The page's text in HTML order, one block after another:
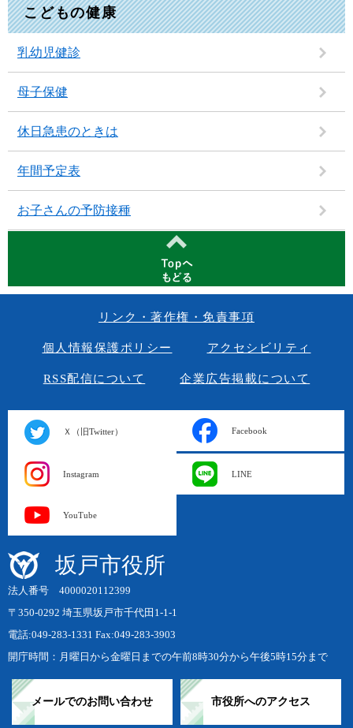
こどもの健康
乳幼児健診
母子保健
休日急患のときは
年間予定表
お子さんの予防接種
リンク・著作権・免責事項
個人情報保護ポリシー アクセシビリティ
RSS配信について 企業広告掲載について
Ｘ（旧Twitter） Facebook
Instagram LINE
YouTube
坂戸市役所
法人番号 4000020112399
〒350-0292 埼玉県坂戸市千代田1-1-1
電話:049-283-1331 Fax:049-283-3903
開庁時間：月曜日から金曜日までの午前8時30分から午後5時15分まで
メールでのお問い合わせ 市役所へのアクセス